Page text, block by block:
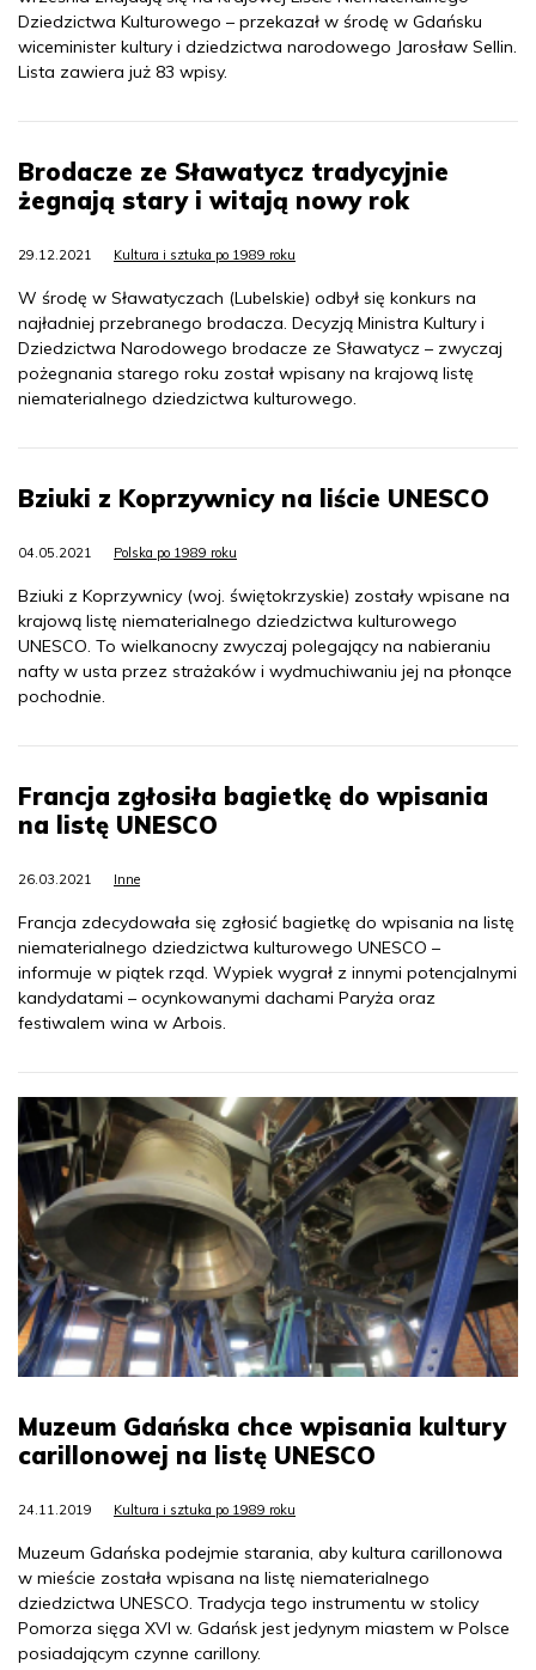
Dziedzictwa Kulturowego – przekazał w środę w Gdańsku
wiceminister kultury i dziedzictwa narodowego Jarosław Sellin.
Lista zawiera już 83 wpisy.
Brodacze ze Sławatycz tradycyjnie
żegnają stary i witają nowy rok
29.12.2021 Kultura i sztuka po 1989 roku
W środę w Sławatyczach (Lubelskie) odbył się konkurs na
najładniej przebranego brodacza. Decyzją Ministra Kultury i
Dziedzictwa Narodowego brodacze ze Sławatycz – zwyczaj
pożegnania starego roku został wpisany na krajową listę
niematerialnego dziedzictwa kulturowego.
Bziuki z Koprzywnicy na liście UNESCO
04.05.2021 Polska po 1989 roku
Bziuki z Koprzywnicy (woj. świętokrzyskie) zostały wpisane na
krajową listę niematerialnego dziedzictwa kulturowego
UNESCO. To wielkanocny zwyczaj polegający na nabieraniu
nafty w usta przez strażaków i wydmuchiwaniu jej na płonące
pochodnie.
Francja zgłosiła bagietkę do wpisania
na listę UNESCO
26.03.2021 Inne
Francja zdecydowała się zgłosić bagietkę do wpisania na listę
niematerialnego dziedzictwa kulturowego UNESCO –
informuje w piątek rząd. Wypiek wygrał z innymi potencjalnymi
kandydatami – ocynkowanymi dachami Paryża oraz
festiwalem wina w Arbois.
Muzeum Gdańska chce wpisania kultury
carillonowej na listę UNESCO
24.11.2019 Kultura i sztuka po 1989 roku
Muzeum Gdańska podejmie starania, aby kultura carillonowa
w mieście została wpisana na listę niematerialnego
dziedzictwa UNESCO. Tradycja tego instrumentu w stolicy
Pomorza sięga XVI w. Gdańsk jest jedynym miastem w Polsce
posiadającym czynne carillony.